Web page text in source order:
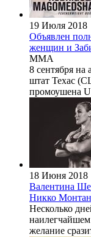
19 Июля 2018
Объявлен
женщин и
MMA
8 сентября на
штат Техас
промоушена
18 Июня 2018
Валентина
Никко
Несколько
желание